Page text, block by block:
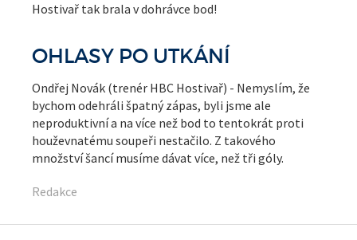
Hostivař tak brala v dohrávce bod!
OHLASY PO UTKÁNÍ
Ondřej Novák (trenér HBC Hostivař) - Nemyslím, že
bychom odehráli špatný zápas, byli jsme ale
neproduktivní a na více než bod to tentokrát proti
houževnatému soupeři nestačilo. Z takového
množství šancí musíme dávat více, než tři góly.
Redakce